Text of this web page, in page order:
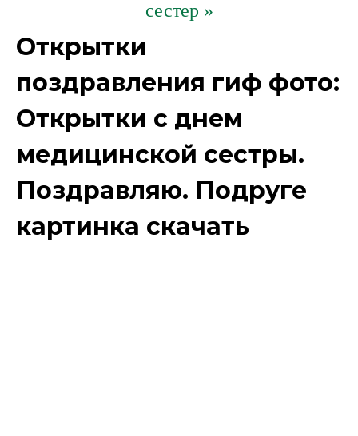
сестер »
Открытки
поздравления гиф фото:
Открытки с днем
медицинской сестры.
Поздравляю. Подруге
картинка скачать